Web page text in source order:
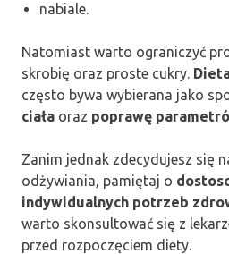
nabiale.
Natomiast warto ograniczyć
skrobię oraz proste cukry.
często bywa wybierana jako
ciała oraz poprawę
Zanim jednak zdecydujesz się
odżywiania, pamiętaj o
indywidualnych potrzeb
warto skonsultować się z
przed rozpoczęciem diety.